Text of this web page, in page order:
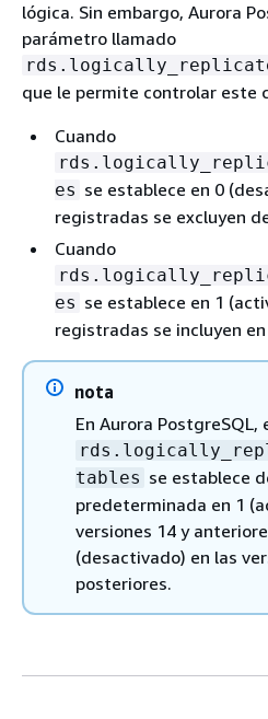
lógica. Sin embargo, Aurora
parámetro llamado
que le permite controlar este
Cuando
es se establece en 0
registradas se excluyen
Cuando
es se establece en 1
registradas se incluyen
nota
En Aurora
tables se establece
predeterminada en 1
versiones 14 y
(desactivado) en las
posteriores.